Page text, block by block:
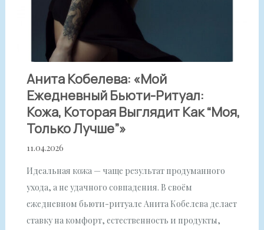
Анита Кобелева: «Мой
Ежедневный Бьюти-Ритуал:
Кожа, Которая Выглядит Как “моя,
Только Лучше”»
11.04.2026
Идеальная кожа — чаще результат продуманного
ухода, а не удачного совпадения. В своём
ежедневном бьюти-ритуале Анита Кобелева делает
ставку на комфорт, естественность и продукты,